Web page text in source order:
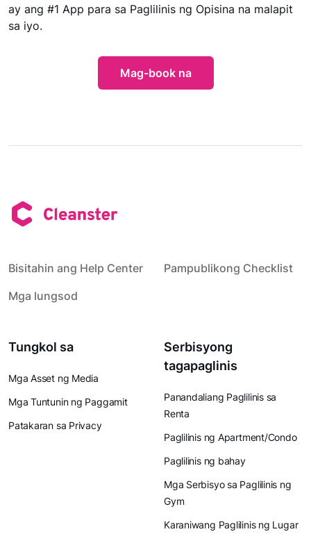
ay ang #1 App para sa Paglilinis ng Opisina na malapit
sa iyo.
Mag-book na
Bisitahin ang Help Center
Pampublikong Checklist
Mga lungsod
Tungkol sa
Mga Asset ng Media
Mga Tuntunin ng Paggamit
Patakaran sa Privacy
Serbisyong
tagapaglinis
Panandaliang Paglilinis sa
Renta
Paglilinis ng Apartment/Condo
Paglilinis ng bahay
Mga Serbisyo sa Paglilinis ng
Gym
Karaniwang Paglilinis ng Lugar